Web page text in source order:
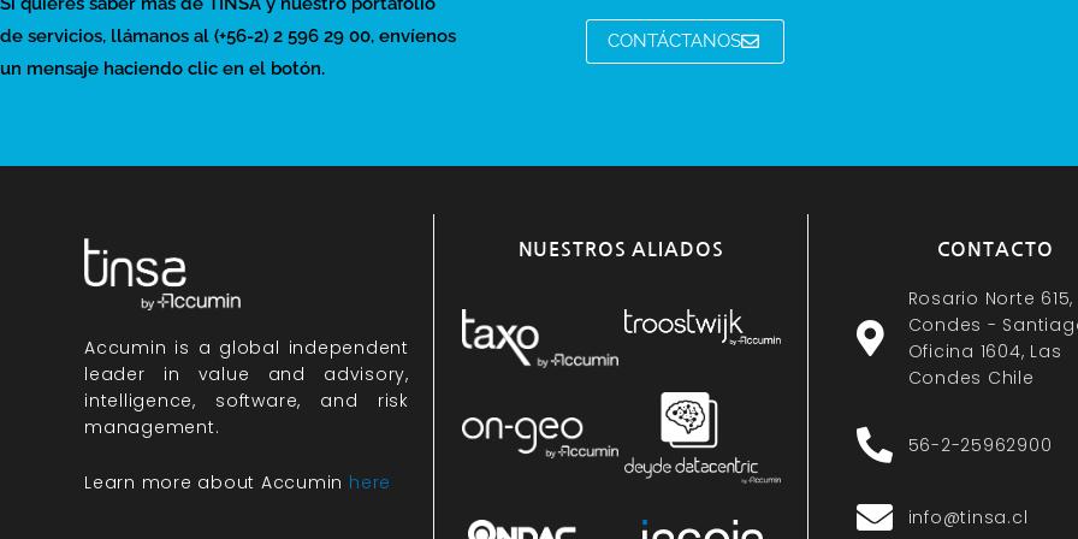
de servicios, llámanos al (+56-2) 2 596 29 00, envíenos
un mensaje haciendo clic en el botón.
CONTÁCTANOS
Accumin is a global independent
leader in value and advisory,
intelligence, software, and risk
management.
Learn more about Accumin here
NUESTROS ALIADOS CONTACTO
Rosario Norte 615,
Condes -
Oficina 1604, Las
Condes Chile
56-2-25962900
info@tinsa.cl